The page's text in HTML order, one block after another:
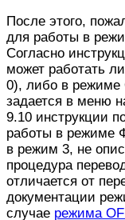
После этого,
для работы в
Согласно
может работать
0), либо в режиме
задается в меню
9.10 инструкции
работы в режиме
в режим 3, не
процедура
отличается от
документации
случае режима